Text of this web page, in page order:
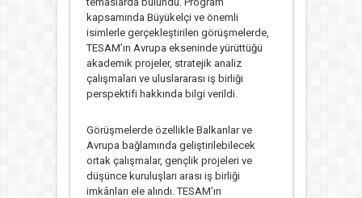
kapsamında Büyükelçi ve önemli
isimlerle gerçekleştirilen görüşmelerde,
TESAM’ın Avrupa ekseninde yürüttüğü
akademik projeler, stratejik analiz
çalışmaları ve uluslararası iş birliği
perspektifi hakkında bilgi verildi.
Görüşmelerde özellikle Balkanlar ve
Avrupa bağlamında geliştirilebilecek
ortak çalışmalar, gençlik projeleri ve
düşünce kuruluşları arası iş birliği
imkânları ele alındı. TESAM’ın